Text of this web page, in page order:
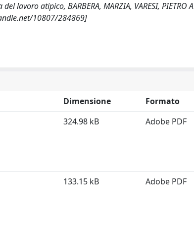
lavoro atipico, BARBERA, MARZIA, VARESI,
10807/284869]
Dimensione
Formato
324.98 kB Adobe PDF
133.15 kB Adobe PDF